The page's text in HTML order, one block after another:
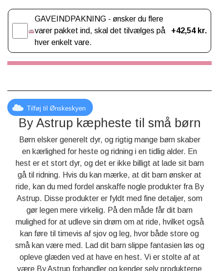
GAVEINDPAKNING - ønsker du flere
varer pakket ind, skal det tilvælges på
hver enkelt vare.
+42,54 kr.
Tilføj til Ønskeskyen
By Astrup kæpheste til små børn
Børn elsker generelt dyr, og rigtig mange børn skaber
en kærlighed for heste og ridning i en tidlig alder. En
hest er et stort dyr, og det er ikke billigt at lade sit barn
gå til ridning. Hvis du kan mærke, at dit barn ønsker at
ride, kan du med fordel anskaffe nogle produkter fra By
Astrup. Disse produkter er fyldt med fine detaljer, som
gør legen mere virkelig. På den måde får dit barn
mulighed for at udleve sin drøm om at ride, hvilket også
kan føre til timevis af sjov og leg, hvor både store og
små kan være med. Lad dit barn slippe fantasien løs og
opleve glæden ved at have en hest. Vi er stolte af at
være By Astrup forhandler og kender selv produkterne